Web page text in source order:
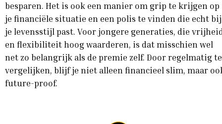
besparen. Het is ook een manier om grip te krijgen op
je financiële situatie en een polis te vinden die echt bij
je levensstijl past. Voor jongere generaties, die
en flexibiliteit hoog waarderen, is dat misschien wel
net zo belangrijk als de premie zelf. Door regelmatig te
vergelijken, blijf je niet alleen financieel slim, maar
future-proof.